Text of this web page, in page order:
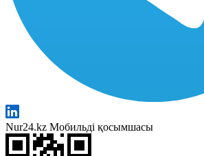
Nur24.kz Мобильді қосымшасы